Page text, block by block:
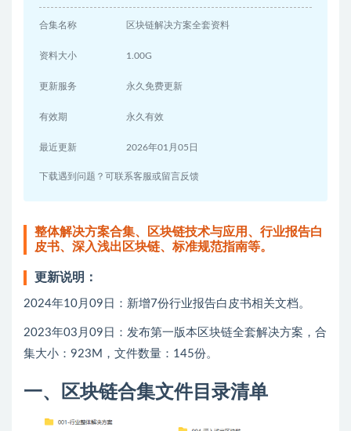
合集名称 区块链解决方案全套资料
资料大小 1.00G
更新服务 永久免费更新
有效期 永久有效
最近更新 2026年01月05日
下载遇到问题？可联系客服或留言反馈
整体解决方案合集、区块链技术与应用、行业报告白
皮书、深入浅出区块链、标准规范指南等。
更新说明：
2024年10月09日：新增7份行业报告白皮书相关文档。
2023年03月09日：发布第一版本区块链全套解决方案，合
集大小：923M，文件数量：145份。
一、区块链合集文件目录清单